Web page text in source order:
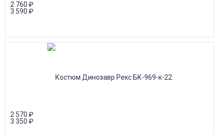
2 760 ₽
3 590 ₽
2 570 ₽
3 350 ₽